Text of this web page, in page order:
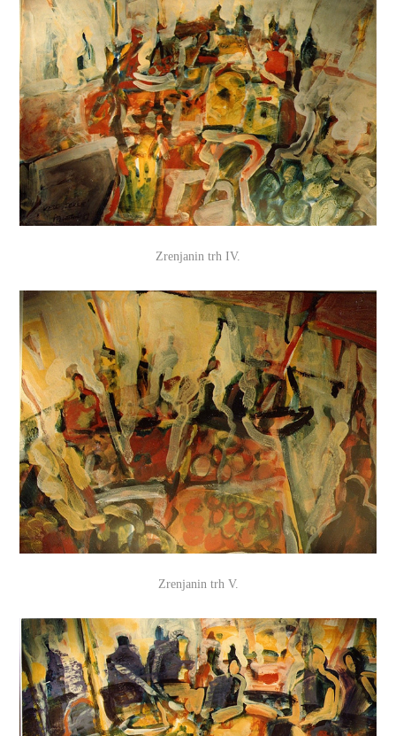
Zrenjanin trh IV.
Zrenjanin trh V.